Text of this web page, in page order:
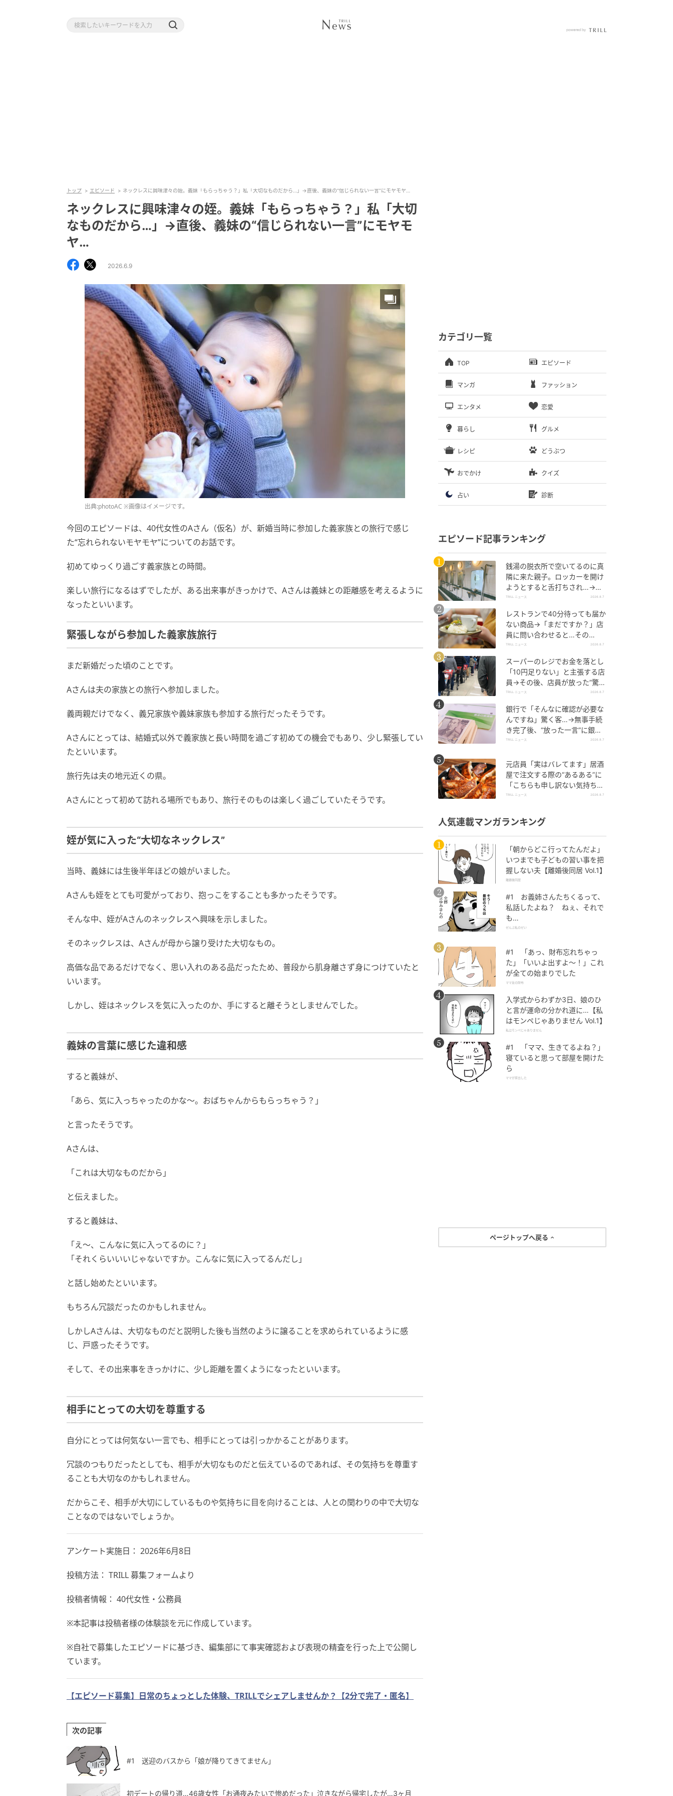
トップ エピソード ネックレスに興味津々の姪。義妹「もらっちゃう？」私「大切なものだから…」→直後、義妹の“信じられない一言”にモヤモヤ…
ネックレスに興味津々の姪。義妹「もらっちゃう？」私「大切
なものだから…」→直後、義妹の“信じられない一言”にモヤモ
ヤ…
2026.6.9
出典:photoAC ※画像はイメージです。
今回のエピソードは、40代女性のAさん（仮名）が、新婚当時に参加した義家族との旅行で感じ
た“忘れられないモヤモヤ”についてのお話です。
初めてゆっくり過ごす義家族との時間。
楽しい旅行になるはずでしたが、ある出来事がきっかけで、Aさんは義妹との距離感を考えるように
なったといいます。
緊張しながら参加した義家族旅行
まだ新婚だった頃のことです。
Aさんは夫の家族との旅行へ参加しました。
義両親だけでなく、義兄家族や義妹家族も参加する旅行だったそうです。
Aさんにとっては、結婚式以外で義家族と長い時間を過ごす初めての機会でもあり、少し緊張してい
たといいます。
旅行先は夫の地元近くの県。
Aさんにとって初めて訪れる場所でもあり、旅行そのものは楽しく過ごしていたそうです。
姪が気に入った“大切なネックレス”
当時、義妹には生後半年ほどの娘がいました。
Aさんも姪をとても可愛がっており、抱っこをすることも多かったそうです。
そんな中、姪がAさんのネックレスへ興味を示しました。
そのネックレスは、Aさんが母から譲り受けた大切なもの。
高価な品であるだけでなく、思い入れのある品だったため、普段から肌身離さず身につけていたと
いいます。
しかし、姪はネックレスを気に入ったのか、手にすると離そうとしませんでした。
義妹の言葉に感じた違和感
すると義妹が、
「あら、気に入っちゃったのかな〜。おばちゃんからもらっちゃう？」
と言ったそうです。
Aさんは、
「これは大切なものだから」
と伝えました。
すると義妹は、
「え〜、こんなに気に入ってるのに？」
「それくらいいいじゃないですか。こんなに気に入ってるんだし」
と話し始めたといいます。
もちろん冗談だったのかもしれません。
しかしAさんは、大切なものだと説明した後も当然のように譲ることを求められているように感
じ、戸惑ったそうです。
そして、その出来事をきっかけに、少し距離を置くようになったといいます。
相手にとっての大切を尊重する
自分にとっては何気ない一言でも、相手にとっては引っかかることがあります。
冗談のつもりだったとしても、相手が大切なものだと伝えているのであれば、その気持ちを尊重す
ることも大切なのかもしれません。
だからこそ、相手が大切にしているものや気持ちに目を向けることは、人との関わりの中で大切な
ことなのではないでしょうか。
アンケート実施日： 2026年6月8日
投稿方法： TRILL 募集フォームより
投稿者情報： 40代女性・公務員
※本記事は投稿者様の体験談を元に作成しています。
※自社で募集したエピソードに基づき、編集部にて事実確認および表現の精査を行った上で公開し
ています。
【エピソード募集】日常のちょっとした体験、TRILLでシェアしませんか？【2分で完了・匿名】
次の記事
#1 送迎のバスから「娘が降りてきてません」
初デートの帰り道…46歳女性「お通夜みたいで惨めだった」泣きながら帰宅したが…3ヶ月
カテゴリ一覧
TOP エピソード
マンガ ファッション
エンタメ 恋愛
暮らし グルメ
レシピ どうぶつ
おでかけ クイズ
占い 診断
エピソード記事ランキング
銭湯の脱衣所で空いてるのに真
隣に来た親子。ロッカーを開け
ようとすると舌打ちされ…→直
後、娘の放った“純粋な一言”に
TRILL ニュース 2026.8.7
レストランで40分待っても届か
ない商品→「まだですか？」店
員に問い合わせると…その
後、“理不尽な対応”に「二度と
TRILL ニュース 2026.8.7
スーパーのレジでお金を落とし
「10円足りない」と主張する店
員→その後、店員が放った”驚き
の一言”に「そのスーパーには行
TRILL ニュース 2026.8.7
銀行で「そんなに確認が必要な
んですね」驚く客…→無事手続
き完了後、“放った一言”に銀行
員「思わず笑ってしまった」
TRILL ニュース 2026.8.7
元店員「実はバレてます」居酒
屋で注文する際の“あるある”に
「こちらも申し訳ない気持ち
に」
TRILL ニュース 2026.8.7
人気連載マンガランキング
「朝からどこ行ってたんだよ」
いつまでも子どもの習い事を把
握しない夫【離婚後同居 Vol.1】
離婚後同居
#1 お義姉さんたちくるって、
私話したよね？ ねぇ、それで
も…
ぜんぶ私のせい
#1 「あっ、財布忘れちゃっ
た」「いいよ出すよ〜！」これ
が全ての始まりでした
ママ友の財布
入学式からわずか3日、娘のひ
と言が運命の分かれ道に…【私
はモンペじゃありません Vol.1】
私はモンペじゃありません
#1 「ママ、生きてるよね？」
寝ていると思って部屋を開けた
ら
ママが家出した
ページトップへ戻る